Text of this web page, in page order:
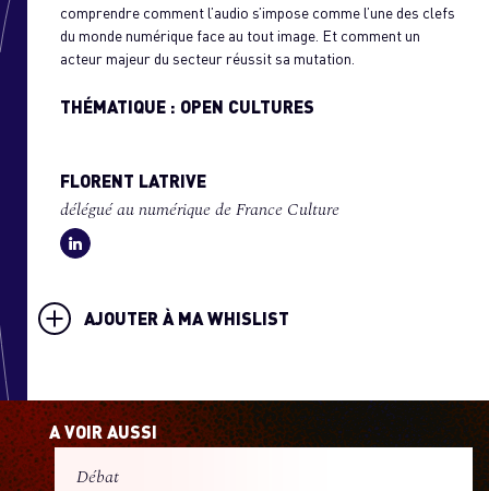
comprendre comment l’audio s’impose comme l’une des clefs
du monde numérique face au tout image. Et comment un
acteur majeur du secteur réussit sa mutation.
THÉMATIQUE : OPEN CULTURES
FLORENT LATRIVE
délégué au numérique de France Culture
AJOUTER À MA WHISLIST
A VOIR AUSSI
Débat